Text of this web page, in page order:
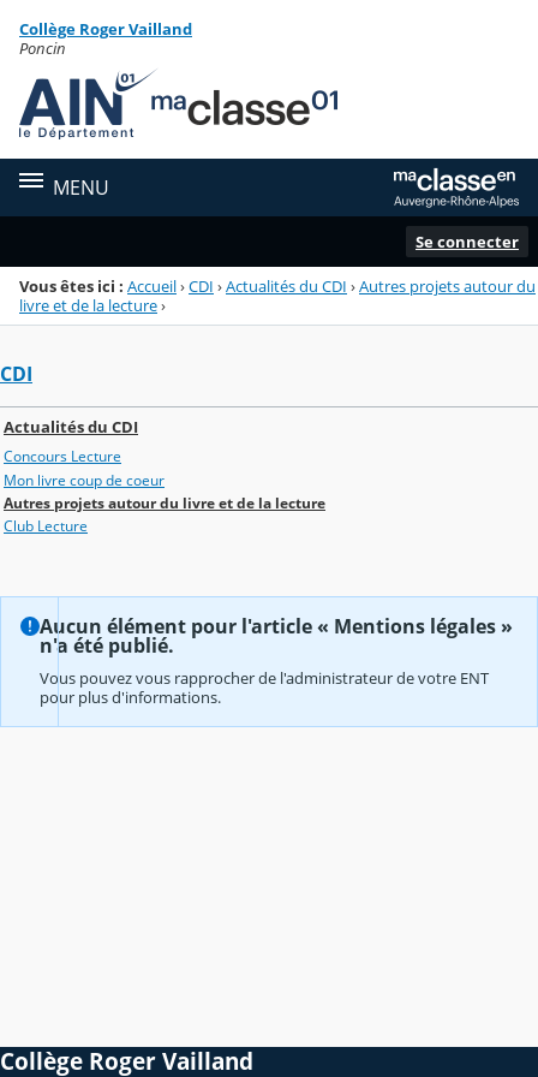
Menu de la rubrique
Contenu
Collège Roger Vailland
Poncin
MENU
Se connecter
Vous êtes ici : Accueil›CDI ›Actualités du CDI ›Autres projets autour du
livre et de la lecture›
CDI
Actualités du CDI
Concours Lecture
Mon livre coup de coeur
Autres projets autour du livre et de la lecture
Club Lecture
Aucun élément pour l'article « Mentions légales »
n'a été publié.
Vous pouvez vous rapprocher de l'administrateur de votre ENT
pour plus d'informations.
Collège Roger Vailland